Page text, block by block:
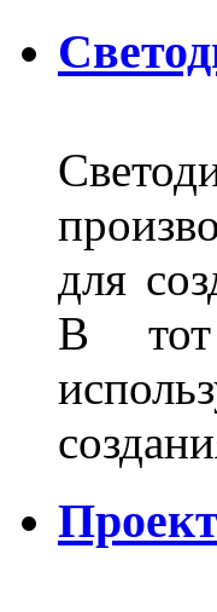
для
В